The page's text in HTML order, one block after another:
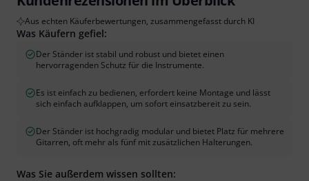
Aus echten Käuferbewertungen, zusammengefasst durch KI
Was Käufern gefiel:
Der Ständer ist stabil und robust und bietet einen
hervorragenden Schutz für die Instrumente.
Es ist einfach zu bedienen, erfordert keine Montage und lässt
sich einfach aufklappen, um sofort einsatzbereit zu sein.
Der Ständer ist hochgradig modular und bietet Platz für mehrere
Gitarren, oft mehr als fünf mit zusätzlichen Halterungen.
Was Sie außerdem wissen sollten: